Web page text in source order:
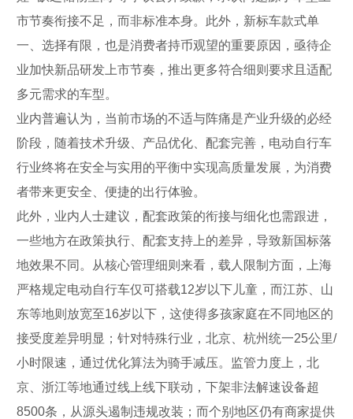
市节奏衔接不足，而非标准本身。此外，新标车款式单
一、选择有限，也是消费者持币观望的重要原因，亟待企
业加快新品研发上市节奏，推出更多符合细则要求且适配
多元需求的车型。
业内普遍认为，当前市场的不适与阵痛是产业升级的必经
阶段，随着技术升级、产品优化、配套完善，电动自行车
行业终将在安全与实用的平衡中实现高质量发展，为消费
者带来更安全、便捷的出行体验。
此外，业内人士建议，配套政策的衔接与细化也需跟进，
一些地方在政策执行、配套支持上的差异，导致新国标落
地效果不同。从核心管理细则来看，载人限制方面，上海
严格规定电动自行车仅可搭载12岁以下儿童，而江苏、山
东等地则放宽至16岁以下，这使得多孩家庭在不同地区的
接受度差异明显；针对特殊行业，北京、杭州统一25公里/
小时限速，通过优化算法为骑手减压。监管力度上，北
京、浙江等地通过线上线下联动，下架非法解速设备超
8500条，从源头遏制违规改装；而个别地区仍有商家提供